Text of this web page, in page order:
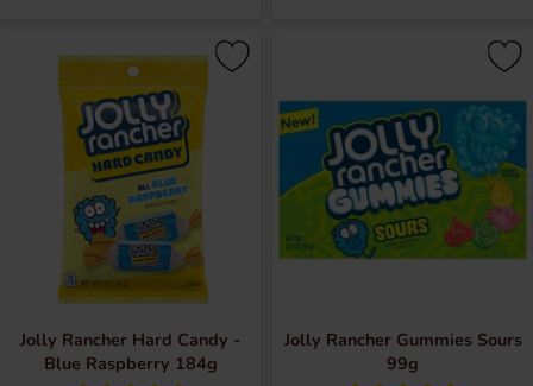
världen. Jolly Rancher är fortfarande ett välkänt varumärke i
USA och andra länder, och det fortsätter att vara ett
populärt godisval. Upptäck Jolly Rancher's fantastiska värld
här på Coopers Candy!
Jolly Rancher Hard Candy -
Blue Raspberry 184g
Jolly Rancher Gummies Sours
99g